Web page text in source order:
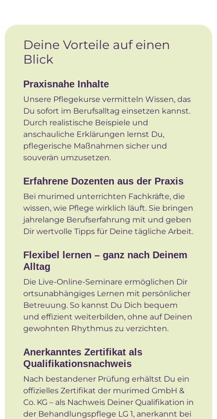
Deine Vorteile auf einen
Blick
Praxisnahe Inhalte
Unsere Pflegekurse vermitteln Wissen, das
Du sofort im Berufsalltag einsetzen kannst.
Durch realistische Beispiele und
anschauliche Erklärungen lernst Du,
pflegerische Maßnahmen sicher und
souverän umzusetzen.
Erfahrene Dozenten aus der Praxis
Bei murimed unterrichten Fachkräfte, die
wissen, wie Pflege wirklich läuft. Sie bringen
jahrelange Berufserfahrung mit und geben
Dir wertvolle Tipps für Deine tägliche Arbeit.
Flexibel lernen – ganz nach Deinem
Alltag
Die Live-Online-Seminare ermöglichen Dir
ortsunabhängiges Lernen mit persönlicher
Betreuung. So kannst Du Dich bequem
und effizient weiterbilden, ohne auf Deinen
gewohnten Rhythmus zu verzichten.
Anerkanntes Zertifikat als
Qualifikationsnachweis
Nach bestandener Prüfung erhältst Du ein
offizielles Zertifikat der murimed GmbH &
Co. KG – als Nachweis Deiner Qualifikation in
der Behandlungspflege LG 1, anerkannt bei